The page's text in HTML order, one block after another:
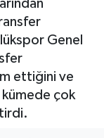
Genel
ettiğini ve
kümede çok